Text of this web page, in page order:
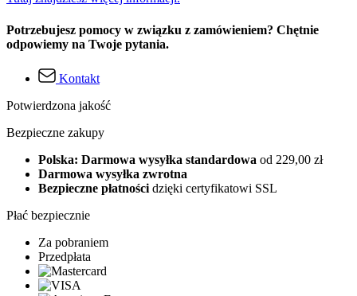
Potrzebujesz pomocy w związku z zamówieniem? Chętnie
odpowiemy na Twoje pytania.
Kontakt
Potwierdzona jakość
Bezpieczne zakupy
Polska: Darmowa wysyłka standardowa od 229,00 zł
Darmowa wysyłka zwrotna
Bezpieczne płatności dzięki certyfikatowi SSL
Płać bezpiecznie
Za pobraniem
Przedpłata